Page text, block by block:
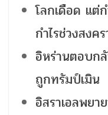
โลกเดือด แต่
กำไรช่วงสงค
อิหร่านตอบก
ถูกทรัมป์เมิน
อิสราเอลพยา